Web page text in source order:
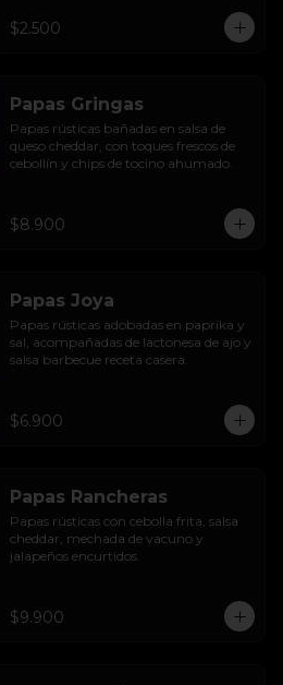
$2.500
Papas Gringas
Papas rústicas bañadas en salsa de
queso cheddar, con toques frescos de
cebollín y chips de tocino ahumado.
$8.900
Papas Joya
Papas rústicas adobadas en paprika y
sal, acompañadas de lactonesa de ajo y
salsa barbecue receta casera.
$6.900
Papas Rancheras
Papas rústicas con cebolla frita, salsa
cheddar, mechada de vacuno y
jalapeños encurtidos.
$9.900